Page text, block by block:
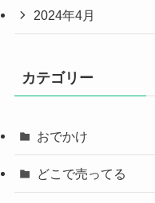
2024年4月
カテゴリー
おでかけ
どこで売ってる